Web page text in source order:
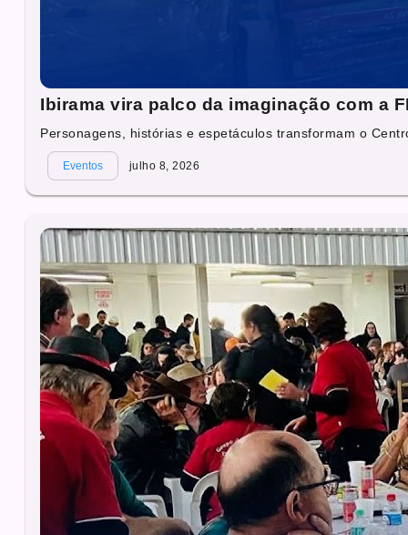
Ibirama vira palco da imaginação com a
Personagens, histórias e espetáculos transformam o
Eventos julho 8, 2026